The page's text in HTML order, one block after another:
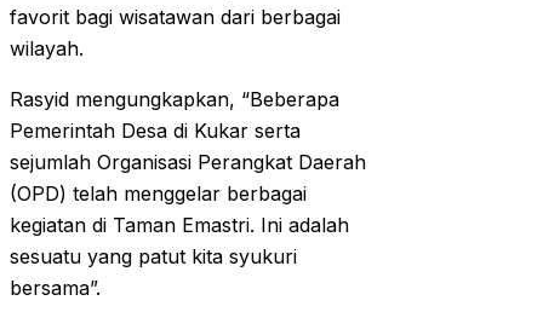
favorit bagi wisatawan dari berbagai
wilayah.
Rasyid mengungkapkan, “Beberapa
Pemerintah Desa di Kukar serta
sejumlah Organisasi Perangkat Daerah
(OPD) telah menggelar berbagai
kegiatan di Taman Emastri. Ini adalah
sesuatu yang patut kita syukuri
bersama”.